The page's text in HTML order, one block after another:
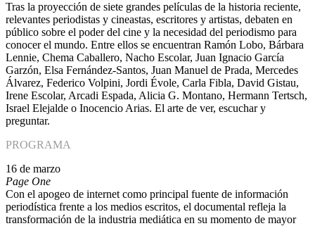
Tras la proyección de siete grandes películas de la historia reciente,
relevantes periodistas y cineastas, escritores y artistas, debaten en
público sobre el poder del cine y la necesidad del periodismo para
conocer el mundo. Entre ellos se encuentran Ramón Lobo, Bárbara
Lennie, Chema Caballero, Nacho Escolar, Juan Ignacio García
Garzón, Elsa Fernández-Santos, Juan Manuel de Prada, Mercedes
Álvarez, Federico Volpini, Jordi Évole, Carla Fibla, David Gistau,
Irene Escolar, Arcadi Espada, Alicia G. Montano, Hermann Tertsch,
Israel Elejalde o Inocencio Arias. El arte de ver, escuchar y
preguntar.
PROGRAMA
16 de marzo
Page One
Con el apogeo de internet como principal fuente de información
periodística frente a los medios escritos, el documental refleja la
transformación de la industria mediática en su momento de mayor